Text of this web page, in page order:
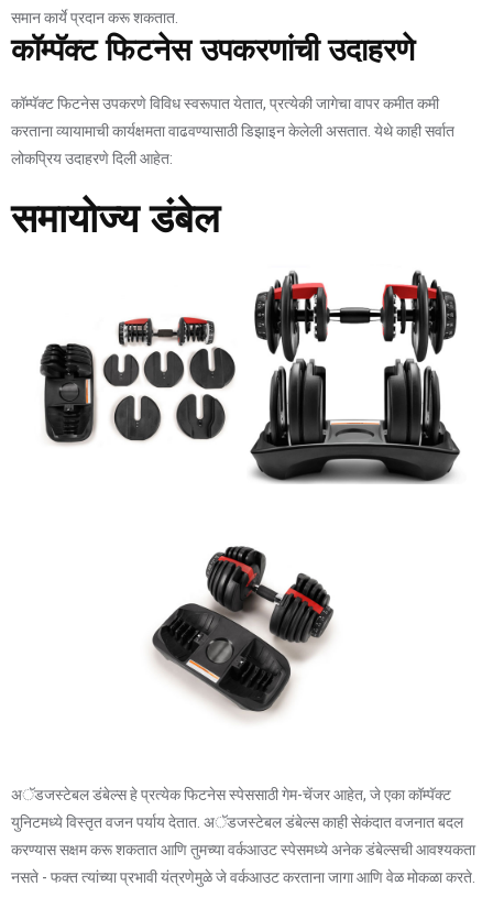
समान कार्ये प्रदान करू शकतात.
कॉम्पॅक्ट फिटनेस उपकरणांची उदाहरणे
कॉम्पॅक्ट फिटनेस उपकरणे विविध स्वरूपात येतात, प्रत्येकी जागेचा वापर कमीत कमी
करताना व्यायामाची कार्यक्षमता वाढवण्यासाठी डिझाइन केलेली असतात. येथे काही सर्वात
लोकप्रिय उदाहरणे दिली आहेत:
समायोज्य डंबेल
अॅडजस्टेबल डंबेल्स हे प्रत्येक फिटनेस स्पेससाठी गेम-चेंजर आहेत, जे एका कॉम्पॅक्ट
युनिटमध्ये विस्तृत वजन पर्याय देतात. अॅडजस्टेबल डंबेल्स काही सेकंदात वजनात बदल
करण्यास सक्षम करू शकतात आणि तुमच्या वर्कआउट स्पेसमध्ये अनेक डंबेल्सची आवश्यकता
नसते - फक्त त्यांच्या प्रभावी यंत्रणेमुळे जे वर्कआउट करताना जागा आणि वेळ मोकळा करते.